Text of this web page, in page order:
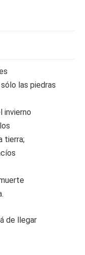
las piedras
invierno
tierra;
de llegar